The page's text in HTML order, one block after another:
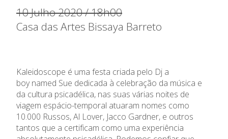
10 Julho 2020 / 18h00
Casa das Artes Bissaya Barreto
Kaleidoscope é uma festa criada pelo Dj a
boynamed Sue dedicada à celebração da música e
da cultura psicadélica, nas suas várias noites de
viagem espácio-temporal atuaram nomes como
10.000 Russos, Al Lover, Jacco Gardner, e outros
tantos que a certificam como uma experiência